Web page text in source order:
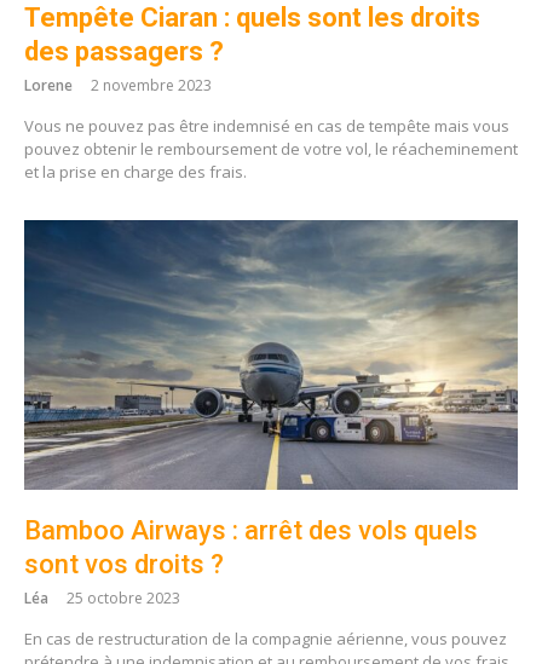
Tempête Ciaran : quels sont les droits
des passagers ?
Lorene 2 novembre 2023
Vous ne pouvez pas être indemnisé en cas de tempête mais vous
pouvez obtenir le remboursement de votre vol, le réacheminement
et la prise en charge des frais.
Bamboo Airways : arrêt des vols quels
sont vos droits ?
Léa 25 octobre 2023
En cas de restructuration de la compagnie aérienne, vous pouvez